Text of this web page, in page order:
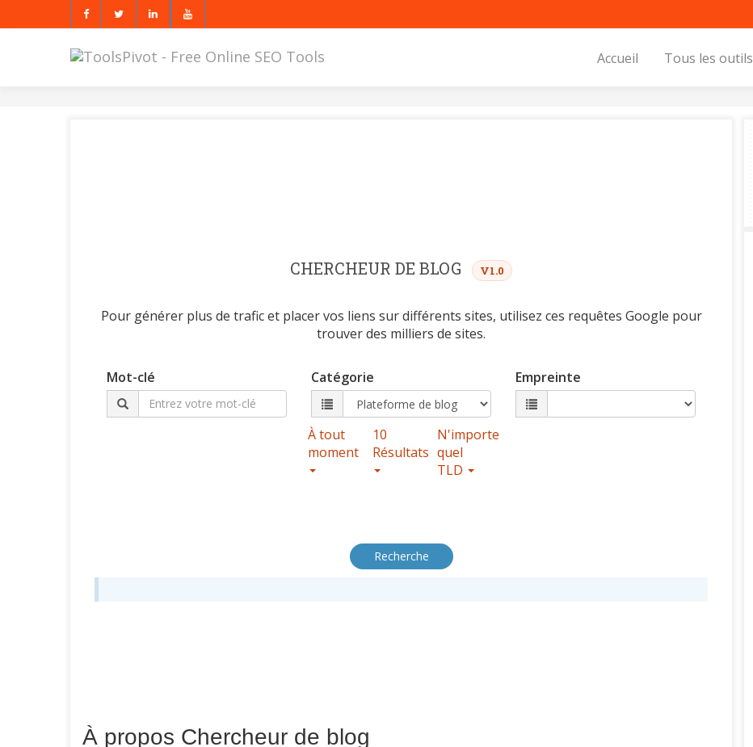
Accueil Tous les outils
CHERCHEUR DE BLOG V1.0
Pour générer plus de trafic et placer vos liens sur différents sites, utilisez ces requêtes Google pour
trouver des milliers de sites.
Mot-clé Catégorie Empreinte
À tout
moment
10
Résultats
N'importe
quel
TLD
Recherche
À propos Chercheur de blog